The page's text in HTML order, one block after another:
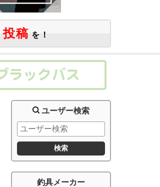
投稿 を！
ユーザー検索
釣具メーカー